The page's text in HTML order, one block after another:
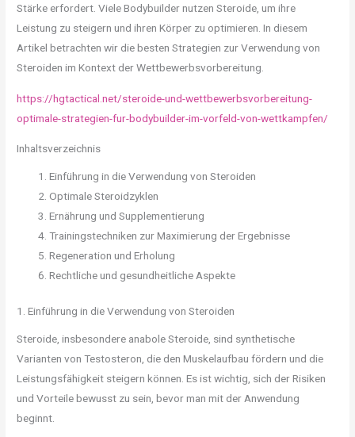
Stärke erfordert. Viele Bodybuilder nutzen Steroide, um ihre
Leistung zu steigern und ihren Körper zu optimieren. In diesem
Artikel betrachten wir die besten Strategien zur Verwendung von
Steroiden im Kontext der Wettbewerbsvorbereitung.
https://hgtactical.net/steroide-und-wettbewerbsvorbereitung-
optimale-strategien-fur-bodybuilder-im-vorfeld-von-wettkampfen/
Inhaltsverzeichnis
Einführung in die Verwendung von Steroiden
Optimale Steroidzyklen
Ernährung und Supplementierung
Trainingstechniken zur Maximierung der Ergebnisse
Regeneration und Erholung
Rechtliche und gesundheitliche Aspekte
1. Einführung in die Verwendung von Steroiden
Steroide, insbesondere anabole Steroide, sind synthetische
Varianten von Testosteron, die den Muskelaufbau fördern und die
Leistungsfähigkeit steigern können. Es ist wichtig, sich der Risiken
und Vorteile bewusst zu sein, bevor man mit der Anwendung
beginnt.